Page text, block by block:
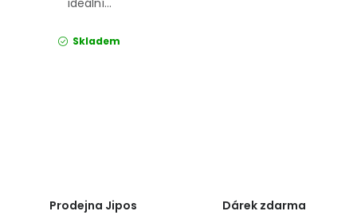
ideální...
Skladem
Prodejna Jipos Dárek zdarma